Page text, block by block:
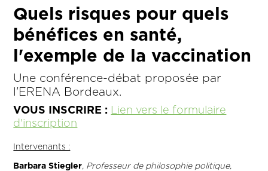
Quels risques pour quels
bénéfices en santé,
l'exemple de la vaccination
Une conférence-débat proposée par
l'ERENA Bordeaux.
VOUS INSCRIRE : Lien vers le formulaire
d'inscription
Intervenants :
Barbara Stiegler, Professeur de philosophie politique,